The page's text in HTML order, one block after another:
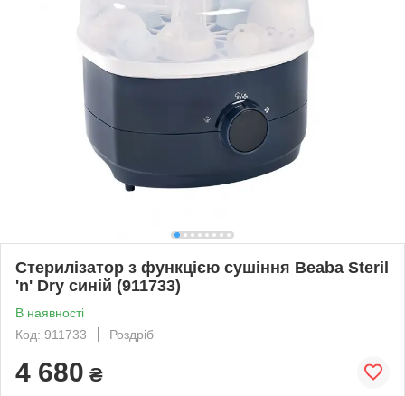
Стерилізатор з функцією сушіння Beaba Steril
'n' Dry синій (911733)
В наявності
Код: 911733
Роздріб
4 680 ₴